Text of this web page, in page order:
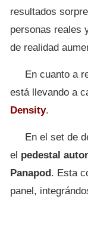
resultados
personas reales
de realidad
En cuanto a
está llevando a
Density.
En el set de
el pedestal
Panapod. Esta
panel,